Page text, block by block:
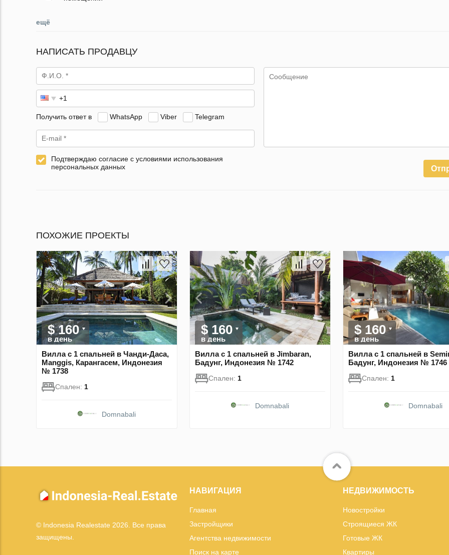
ещё
НАПИСАТЬ ПРОДАВЦУ
Получить ответ в WhatsApp Viber Telegram
Подтверждаю согласие с условиями использования
персональных данных
ПОХОЖИЕ ПРОЕКТЫ
$ 160
в день
Вилла с 1 спальней в Чанди-Даса,
Manggis, Карангасем, Индонезия
№ 1738
Спален: 1
Domnabali
$ 160
в день
Вилла с 1 спальней в Jimbaran,
Бадунг, Индонезия № 1742
Спален: 1
Domnabali
$ 160
в день
Вилла с 1 спальней в
Бадунг, Индонезия № 1746
Спален: 1
Domnabali
© Indonesia Realestate 2026. Все права
защищены.
НАВИГАЦИЯ
Главная
Застройщики
Агентства недвижимости
Поиск на карте
НЕДВИЖИМОСТЬ
Новостройки
Строящиеся ЖК
Готовые ЖК
Квартиры